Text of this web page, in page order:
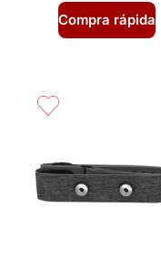
Compra rápida